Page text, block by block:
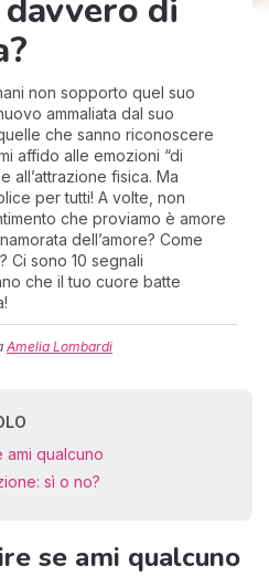
di
non sopporto quel suo
ammaliata dal suo
che sanno riconoscere
affido alle emozioni “di
all’attrazione fisica. Ma
per tutti! A volte, non
che proviamo è amore
dell’amore? Come
Ci sono 10 segnali
che il tuo cuore batte
Amelia Lombardi
ami qualcuno
sì o no?
se ami qualcuno